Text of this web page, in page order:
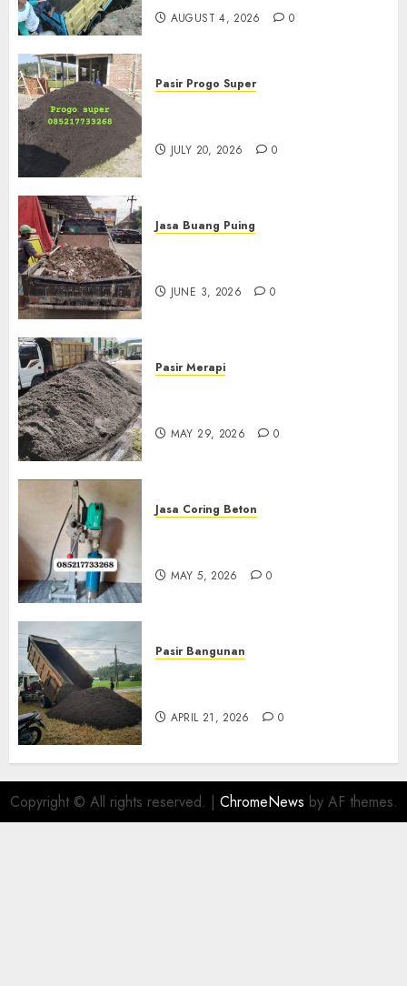
AUGUST 4, 2026 0
Pasir Progo Super
JULY 20, 2026 0
Jasa Buang Puing
JUNE 3, 2026 0
Pasir Merapi
MAY 29, 2026 0
Jasa Coring Beton
MAY 5, 2026 0
Pasir Bangunan
APRIL 21, 2026 0
Copyright © All rights reserved. | ChromeNews by AF themes.